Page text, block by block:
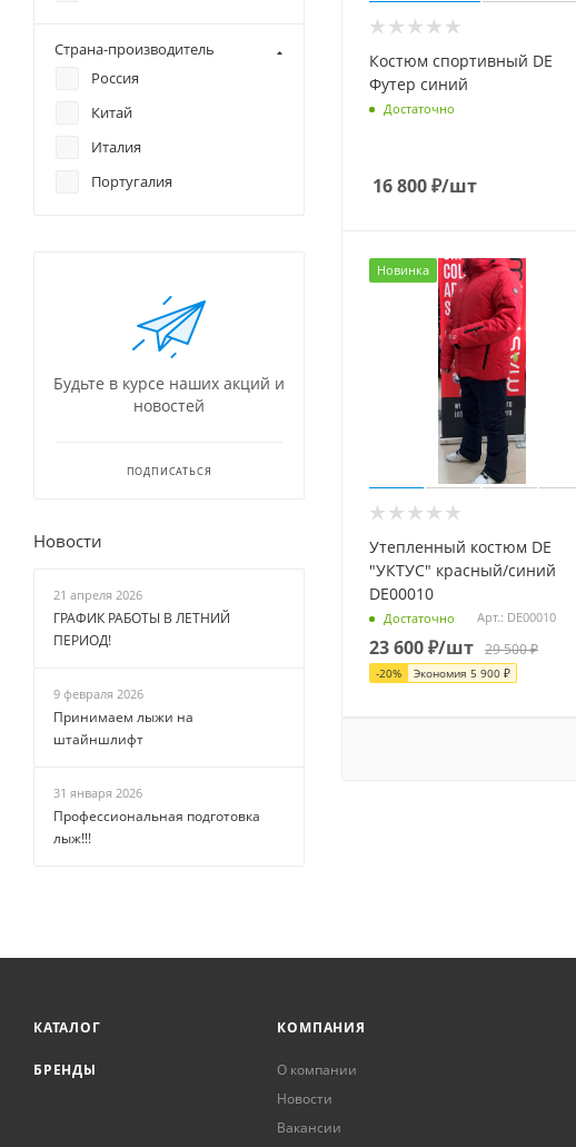
Костюм спортивный DE
Футер синий
Достаточно
16 800₽/шт
Новинка
Утепленный костюм DE
"УКТУС" красный/синий
DE00010
Достаточно Арт.: DE00010
23 600₽/шт 29 500₽
-20% Экономия 5 900 ₽
Страна-производитель
Россия
Китай
Италия
Португалия
Будьте в курсе наших акций и
новостей
ПОДПИСАТЬСЯ
Новости
21 апреля 2026
ГРАФИК РАБОТЫ В ЛЕТНИЙ
ПЕРИОД!
9 февраля 2026
Принимаем лыжи на
штайншлифт
31 января 2026
Профессиональная подготовка
лыж!!!
КАТАЛОГ
БРЕНДЫ
КОМПАНИЯ
О компании
Новости
Вакансии